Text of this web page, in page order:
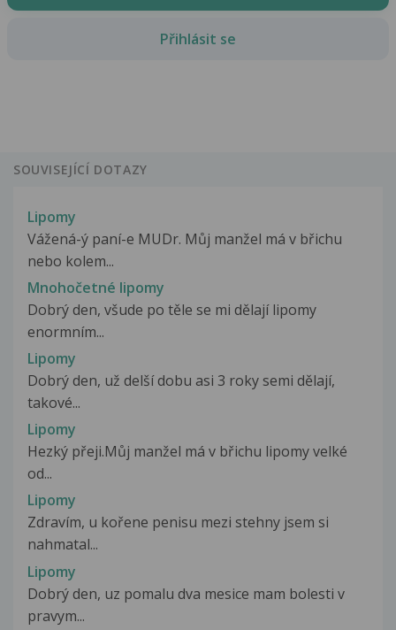
Přihlásit se
SOUVISEJÍCÍ DOTAZY
Lipomy
Vážená-ý paní-e MUDr. Můj manžel má v břichu
nebo kolem...
Mnohočetné lipomy
Dobrý den, všude po těle se mi dělají lipomy
enormním...
Lipomy
Dobrý den, už delší dobu asi 3 roky semi dělají,
takové...
Lipomy
Hezký přeji.Můj manžel má v břichu lipomy velké
od...
Lipomy
Zdravím, u kořene penisu mezi stehny jsem si
nahmatal...
Lipomy
Dobrý den, uz pomalu dva mesice mam bolesti v
pravym...